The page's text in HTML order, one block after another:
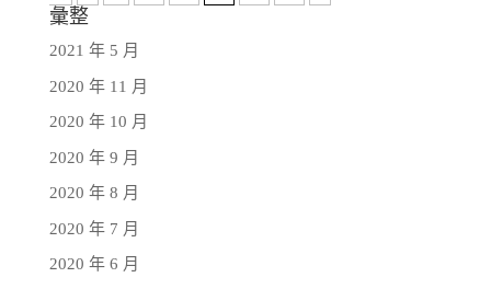
彙整
2021 年 5 月
2020 年 11 月
2020 年 10 月
2020 年 9 月
2020 年 8 月
2020 年 7 月
2020 年 6 月